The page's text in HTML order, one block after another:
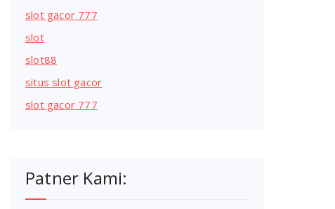
slot gacor 777
slot
slot88
situs slot gacor
slot gacor 777
Patner Kami: